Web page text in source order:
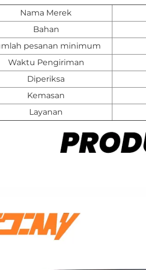
Nama Merek
Bahan
pesanan minimum
Waktu Pengiriman
Diperiksa
Kemasan
Layanan